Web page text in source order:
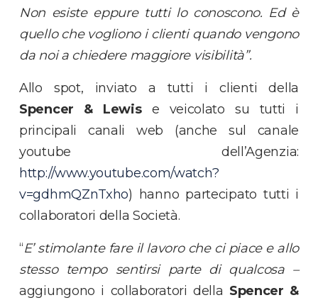
Non esiste eppure tutti lo conoscono. Ed è
quello che vogliono i clienti quando vengono
da noi a chiedere maggiore visibilità”.
Allo spot, inviato a tutti i clienti della
Spencer & Lewise veicolato su tutti i
principali canali web (anche sul canale
youtube dell’Agenzia:
http://www.youtube.com/watch?
v=gdhmQZnTxho) hanno partecipato tutti i
collaboratori della Società.
“E’ stimolante fare il lavoro che ci piace e allo
stesso tempo sentirsi parte di qualcosa –
aggiungono i collaboratori della Spencer &